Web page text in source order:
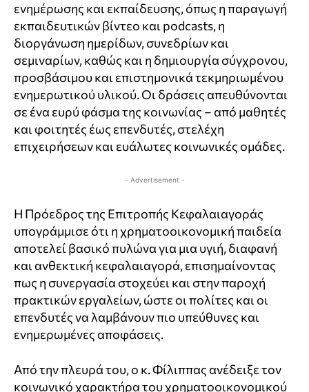
ενημέρωσης και εκπαίδευσης, όπως η παραγωγή
εκπαιδευτικών βίντεο και podcasts, η
διοργάνωση ημερίδων, συνεδρίων και
σεμιναρίων, καθώς και η δημιουργία σύγχρονου,
προσβάσιμου και επιστημονικά τεκμηριωμένου
ενημερωτικού υλικού. Οι δράσεις απευθύνονται
σε ένα ευρύ φάσμα της κοινωνίας – από μαθητές
και φοιτητές έως επενδυτές, στελέχη
επιχειρήσεων και ευάλωτες κοινωνικές ομάδες.
- Advertisement -
Η Πρόεδρος της Επιτροπής Κεφαλαιαγοράς
υπογράμμισε ότι η χρηματοοικονομική παιδεία
αποτελεί βασικό πυλώνα για μια υγιή, διαφανή
και ανθεκτική κεφαλαιαγορά, επισημαίνοντας
πως η συνεργασία στοχεύει και στην παροχή
πρακτικών εργαλείων, ώστε οι πολίτες και οι
επενδυτές να λαμβάνουν πιο υπεύθυνες και
ενημερωμένες αποφάσεις.
Από την πλευρά του, ο κ. Φίλιππας ανέδειξε τον
κοινωνικό χαρακτήρα του χρηματοοικονομικού